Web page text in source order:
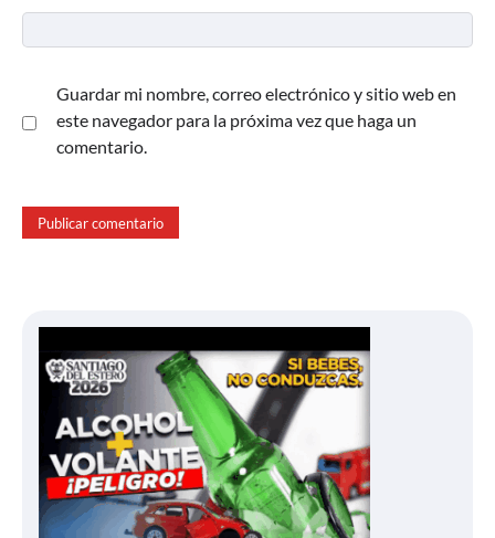
Guardar mi nombre, correo electrónico y sitio web en
este navegador para la próxima vez que haga un
comentario.